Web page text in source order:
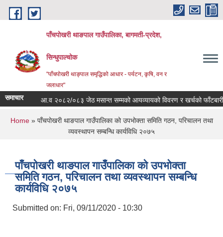
Skip to main content
पाँचपोखरी थाङपाल गाउँपालिका, बागमती-प्रदेश,
सिन्धुपाल्चोक
"पाँचपोखरी थाङ्पाल समृद्धिको आधार - पर्यटन, कृषि, वन र
जलाधार"
समाचार आ.व २०८२/०८३ जेठ मसान्त सम्मको आयव्यायको विवरण र खर्चको फाँटबारी ।
You are here
Home» पाँचपोखरी थाङपाल गाउँपालिका को उपभोक्ता समिति गठन, परिचालन तथा
व्यवस्थापन सम्बन्धि कार्यविधि २०७५
पाँचपोखरी थाङपाल गाउँपालिका को उपभोक्ता
समिति गठन, परिचालन तथा व्यवस्थापन सम्बन्धि
कार्यविधि २०७५
Submitted on: Fri, 09/11/2020 - 10:30